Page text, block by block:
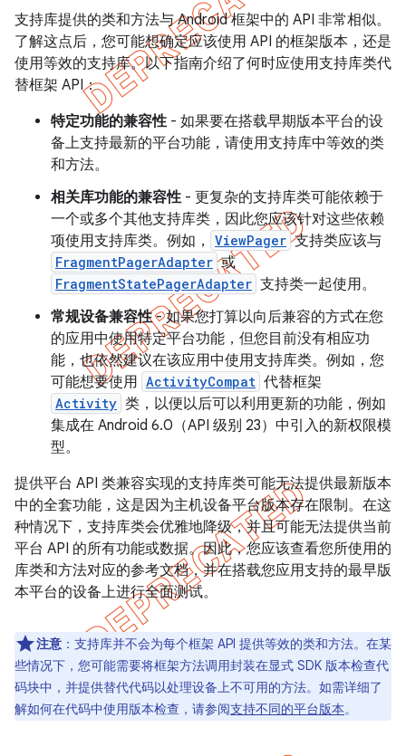
支持库提供的类和方法与 Android 框架中的 API 非常相似。
了解这点后，您可能想确定应该使用 API 的框架版本，还是
使用等效的支持库。以下指南介绍了何时应使用支持库类代
替框架 API：
特定功能的兼容性- 如果要在搭载早期版本平台的设
备上支持最新的平台功能，请使用支持库中等效的类
和方法。
相关库功能的兼容性- 更复杂的支持库类可能依赖于
一个或多个其他支持库类，因此您应该针对这些依赖
项使用支持库类。例如，
ViewPager 支持类应该与
FragmentPagerAdapter 或
FragmentStatePagerAdapter 支持类一起使用。
常规设备兼容性- 如果您打算以向后兼容的方式在您
的应用中使用特定平台功能，但您目前没有相应功
能，也依然建议在该应用中使用支持库类。例如，您
可能想要使用 ActivityCompat 代替框架
Activity 类，以便以后可以利用更新的功能，例如
集成在 Android 6.0（API 级别 23）中引入的新权限模
型。
提供平台 API 类兼容实现的支持库类可能无法提供最新版本
中的全套功能，这是因为主机设备平台版本存在限制。在这
种情况下，支持库类会优雅地降级，并且可能无法提供当前
平台 API 的所有功能或数据。因此，您应该查看您所使用的
库类和方法对应的参考文档，并在搭载您应用支持的最早版
本平台的设备上进行全面测试。
注意 ：支持库并不会为每个框架 API 提供等效的类和方法。在某
些情况下，您可能需要将框架方法调用封装在显式 SDK 版本检查代
码块中，并提供替代代码以处理设备上不可用的方法。如需详细了
解如何在代码中使用版本检查，请参阅支持不同的平台版本。